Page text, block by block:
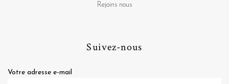
Rejoins nous
Suivez-nous
Votre adresse e-mail